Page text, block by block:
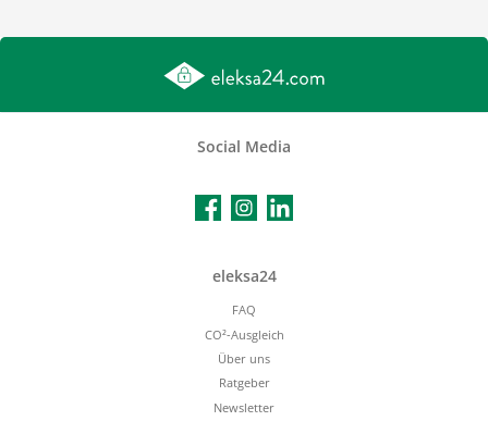
Social Media
FacebookInstagramLinkedIn
eleksa24
FAQ
CO²-Ausgleich
Über uns
Ratgeber
Newsletter